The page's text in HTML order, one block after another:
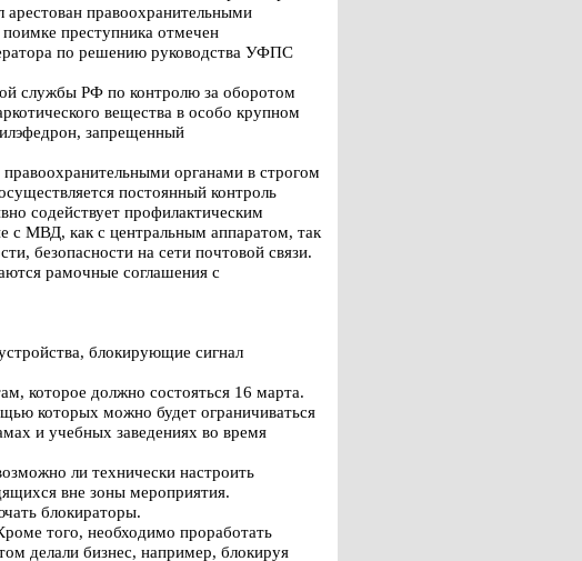
правоохранительными
преступника отмечен
по решению руководства УФПС
службы РФ по контролю за оборотом
вещества в особо крупном
запрещенный
органами в строгом
постоянный контроль
содействует профилактическим
с МВД, как с центральным аппаратом, так
безопасности на сети почтовой связи.
рамочные соглашения с
блокирующие сигнал
которое должно состояться 16 марта.
которых можно будет ограничиваться
и учебных заведениях во время
ли технически настроить
вне зоны мероприятия.
блокираторы.
того, необходимо проработать
делали бизнес, например, блокируя